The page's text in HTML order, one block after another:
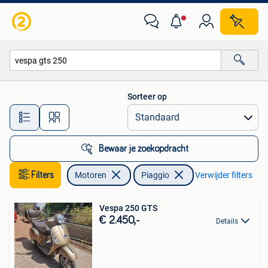
Alle afstanden…
Sorteer op
Bewaar je zoekopdracht
Filters Motoren Piaggio Verwijder filters
Vespa 250 GTS
€ 2.450,- Details